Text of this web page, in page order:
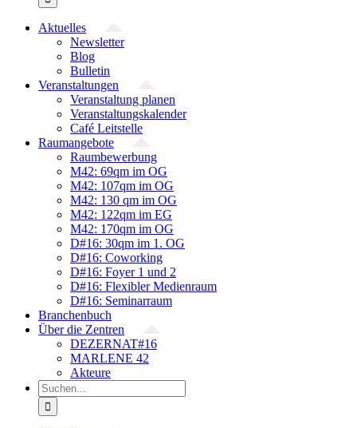
Aktuelles
Newsletter
Blog
Bulletin
Veranstaltungen
Veranstaltung planen
Veranstaltungskalender
Café Leitstelle
Raumangebote
Raumbewerbung
M42: 69qm im OG
M42: 107qm im OG
M42: 130 qm im OG
M42: 122qm im EG
M42: 170qm im OG
D#16: 30qm im 1. OG
D#16: Coworking
D#16: Foyer 1 und 2
D#16: Flexibler Medienraum
D#16: Seminarraum
Branchenbuch
Über die Zentren
DEZERNAT#16
MARLENE 42
Akteure
Suche
nach: